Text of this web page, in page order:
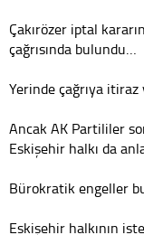
Çakırözer iptal
çağrısında bulundu…
Yerinde çağrıya itiraz
Ancak AK Partililer
Eskişehir halkı da
Bürokratik engeller
Eskişehir halkının